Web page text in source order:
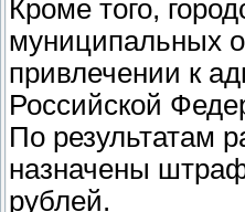
Кроме того,
муниципальных
привлечении к
Российской
По результатам
назначены
рублей.